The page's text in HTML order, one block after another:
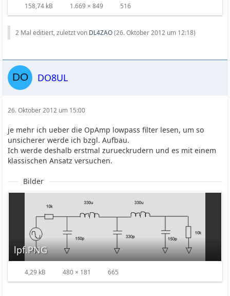
158,74 kB 1.669 × 849 516
2 Mal editiert, zuletzt von DL4ZAO(26. Oktober 2012 um 12:18)
DO8UL
26. Oktober 2012 um 15:00
je mehr ich ueber die OpAmp lowpass filter lesen, um so
unsicherer werde ich bzgl. Aufbau.
Ich werde deshalb erstmal zurueckrudern und es mit einem
klassischen Ansatz versuchen.
Bilder
lpf.PNG
4,29 kB 480 × 181 665